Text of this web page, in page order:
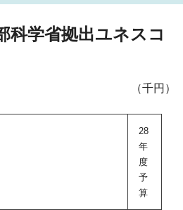
科学省拠出ユネスコ
（千円）
28
年
度
予
算